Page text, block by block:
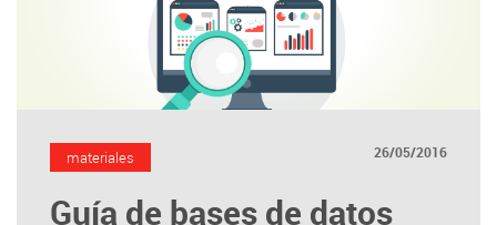
materiales 26/05/2016
Guía de bases de datos